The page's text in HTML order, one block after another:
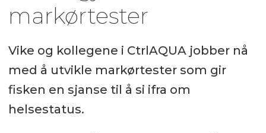
markørtester
Vike og kollegene i CtrlAQUA jobber nå
med å utvikle markørtester som gir
fisken en sjanse til å si ifra om
helsestatus.